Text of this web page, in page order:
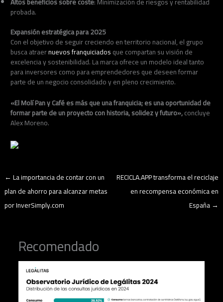
probada.
Expansión estratégica para 2025
Con el objetivo de seguir creciendo en territorio nacional, el grupo
busca atraernuevos franquiciadosque compartan su visión de
excelencia y sostenibilidad. La marca ofrece un modelo ideal tanto
para inversores como para emprendedores que deseen formar
parte de un negocio consolidado y en pleno crecimiento.
«El Molí Pan y Café es más que una franquicia; es una oportunidad de
formar parte de un proyecto con historia, solidez y futuro»,concluye
Alex Moreno.
←La importancia de contar con un
plan de ahorro para alcanzar metas
por InverSimply.com
RECICLA.APP transforma el reciclaje
en recompensa económica en
España→
Recomendado